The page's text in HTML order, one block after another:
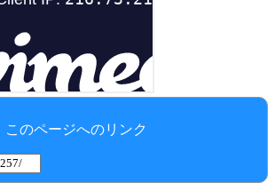
このページへのリンク